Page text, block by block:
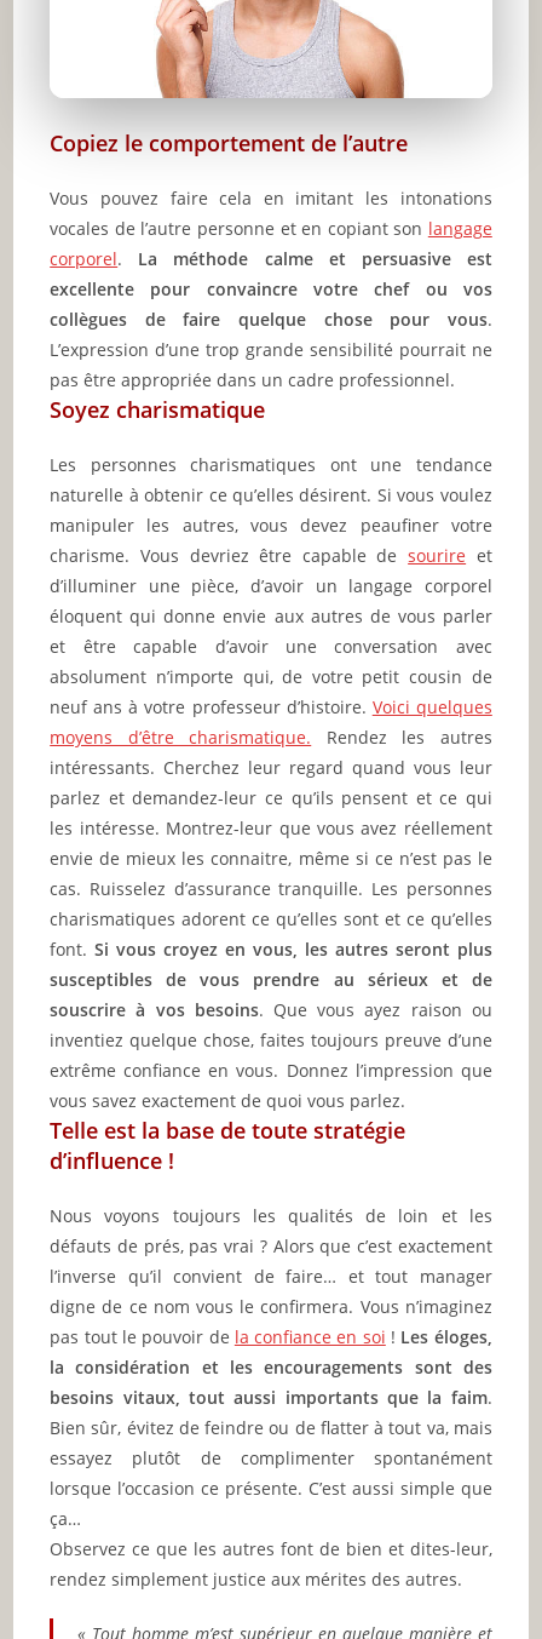
Copiez le comportement de l’autre
Vous pouvez faire cela en imitant les intonations
vocales de l’autre personne et en copiant son langage
corporel. La méthode calme et persuasive est
excellente pour convaincre votre chef ou vos
collègues de faire quelque chose pour vous.
L’expression d’une trop grande sensibilité pourrait ne
pas être appropriée dans un cadre professionnel.
Soyez charismatique
Les personnes charismatiques ont une tendance
naturelle à obtenir ce qu’elles désirent. Si vous voulez
manipuler les autres, vous devez peaufiner votre
charisme. Vous devriez être capable desourire et
d’illuminer une pièce, d’avoir un langage corporel
éloquent qui donne envie aux autres de vous parler
et être capable d’avoir une conversation avec
absolument n’importe qui, de votre petit cousin de
neuf ans à votre professeur d’histoire. Voici quelques
moyens d’être charismatique. Rendez les autres
intéressants. Cherchez leur regard quand vous leur
parlez et demandez-leur ce qu’ils pensent et ce qui
les intéresse. Montrez-leur que vous avez réellement
envie de mieux les connaitre, même si ce n’est pas le
cas. Ruisselez d’assurance tranquille. Les personnes
charismatiques adorent ce qu’elles sont et ce qu’elles
font.Si vous croyez en vous, les autres seront plus
susceptibles de vous prendre au sérieux et de
souscrire à vos besoins. Que vous ayez raison ou
inventiez quelque chose, faites toujours preuve d’une
extrême confiance en vous. Donnez l’impression que
vous savez exactement de quoi vous parlez.
Telle est la base de toute stratégie
d’influence !
Nous voyons toujours les qualités de loin et les
défauts de prés, pas vrai ? Alors que c’est exactement
l’inverse qu’il convient de faire… et tout manager
digne de ce nom vous le confirmera. Vous n’imaginez
pas tout le pouvoir de la confiance en soi ! Les éloges,
la considération et les encouragements sont des
besoins vitaux, tout aussi importants que la faim.
Bien sûr, évitez de feindre ou de flatter à tout va, mais
essayez plutôt de complimenter spontanément
lorsque l’occasion ce présente. C’est aussi simple que
ça…
Observez ce que les autres font de bien et dites-leur,
rendez simplement justice aux mérites des autres.
« Tout homme m’est supérieur en quelque manière et